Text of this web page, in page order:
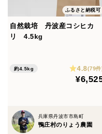
人力で行っており除草剤
ていません。
兵庫県丹波市で有機の里
間地域の旧鴨庄村で栽培
です。私の米づくりをし
隣の町の水は大阪湾や瀬
に囲まれ土質は、粘土質
ふるさと納税可
自然栽培 丹波産コシヒカ
リ 4.5kg
約4.5kg 4.8(79件
兵庫県丹波市市島町
鴨庄村のりょう農園